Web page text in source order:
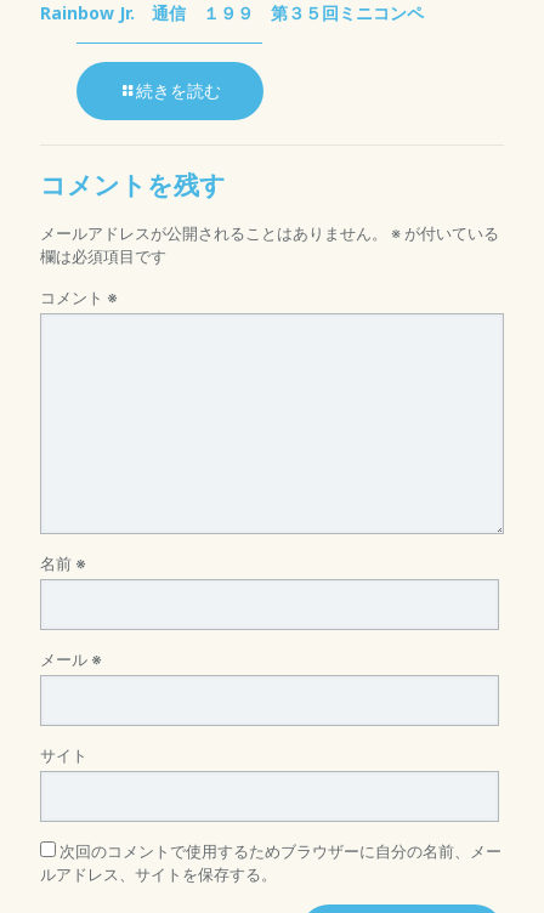
Rainbow Jr. 通信 １９９ 第３５回ミニコンペ
続きを読む
コメントを残す
メールアドレスが公開されることはありません。 ※ が付いている
欄は必須項目です
コメント ※
名前 ※
メール ※
サイト
次回のコメントで使用するためブラウザーに自分の名前、メー
ルアドレス、サイトを保存する。